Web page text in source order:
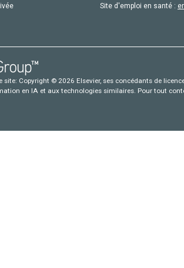
Site d'emploi en santé :
site: Copyright © 2026 Elsevier, ses concédants de
en IA et aux technologies similaires. Pour tout